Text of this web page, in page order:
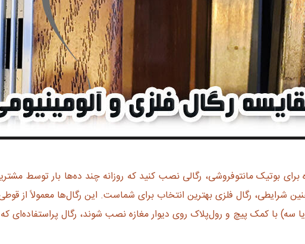
بوتیک مانتوفروشی، رگالی نصب کنید که روزانه چند ده‌ها بار توسط
کمک پیچ و رول‌پلاک روی دیوار مغازه نصب شوند، رگال پراستفاده‌ای که به‌راحتی تا ۵۰ یا حتی ۷۰ کیلوگرم